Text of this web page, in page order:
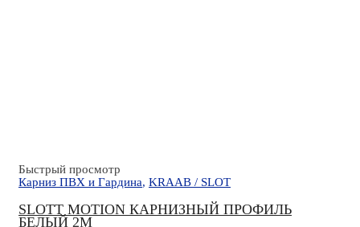
Быстрый просмотр
Карниз ПВХ и Гардина, KRAAB / SLOT
SLOTT MOTION КАРНИЗНЫЙ ПРОФИЛЬ
БЕЛЫЙ 2М